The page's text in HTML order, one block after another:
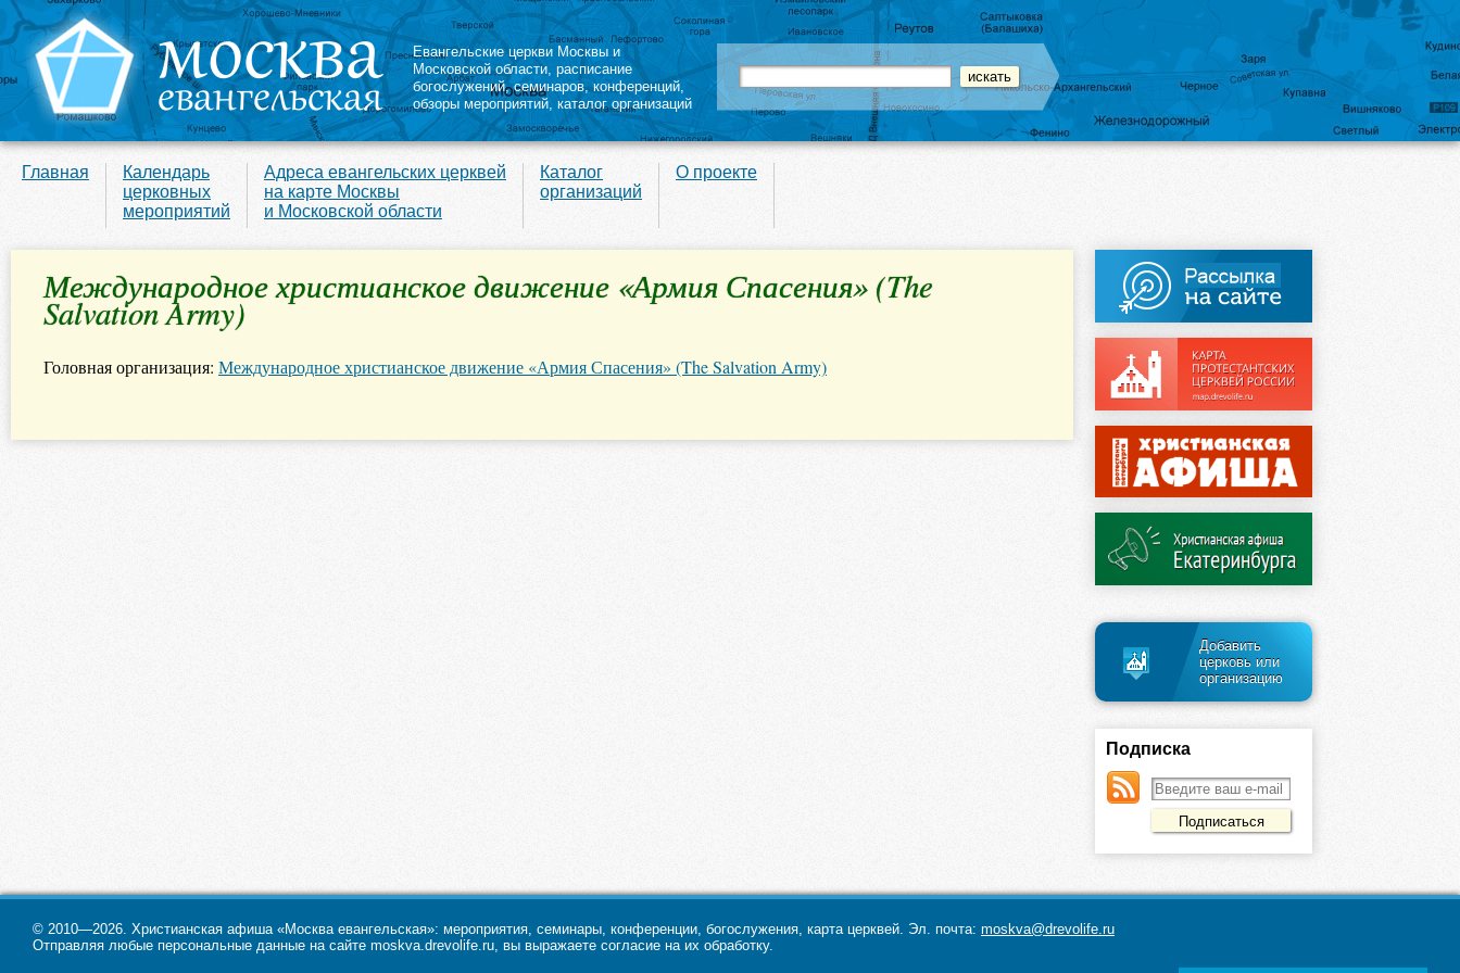
Евангельские церкви Москвы и
Московской области, расписание
богослужений,семинаров,конференций,
обзоры мероприятий, каталог организаций
Главная
Календарь
церковных
мероприятий
Адреса евангельских церквей
на карте Москвы
и Московской области
Каталог
организаций
О проекте
Международное христианское движение «Армия Спасения» (The
Salvation Army)
Головная организация: Международное христианское движение «Армия Спасения» (The Salvation Army)
Добавить
церковь или
организацию
Подписка
© 2010—2026. Христианская афиша «Москва евангельская»: мероприятия, семинары, конференции, богослужения, карта церквей. Эл. почта: moskva@drevolife.ru
Отправляя любые персональные данные на сайте moskva.drevolife.ru, вы выражаете согласие на их обработку.